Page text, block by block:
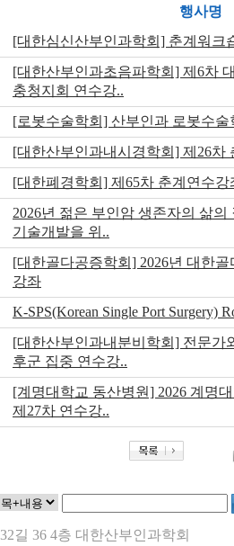
행사명
[대한심신산부인과학회] 춘계워크
[대한산부인과초음파학회] 제6차
충청지회 연수강..
[로봇수술학회] 산부인과 로봇수술
[대한산부인과내시경학회] 제26차
[대한폐경학회] 제65차 춘계연수강
2026년 젊은 부인암 생존자의 삶의
기술개발을 위..
[대한골다공증학회] 2026년 대한
강좌
K-SPS(Korean Single Port Surgery)
[대한산부인과내분비학회] 전문가
후군 집중 연수강..
[계명대학교 동산병원] 2026 계명
제27차 연수강..
길 36 4층 대한산부인과학회